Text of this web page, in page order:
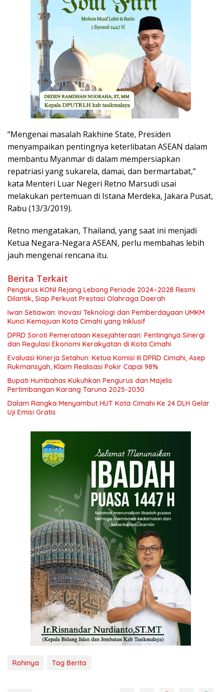
“Mengenai masalah Rakhine State, Presiden
menyampaikan pentingnya keterlibatan ASEAN dalam
membantu Myanmar di dalam mempersiapkan
repatriasi yang sukarela, damai, dan bermartabat,”
kata Menteri Luar Negeri Retno Marsudi usai
melakukan pertemuan di Istana Merdeka, Jakara Pusat,
Rabu (13/3/2019).
Retno mengatakan, Thailand, yang saat ini menjadi
Ketua Negara-Negara ASEAN, perlu membahas lebih
jauh mengenai rencana itu.
Berita Terkait
Pengurus KONI Rejang Lebong Periode 2024–2028 Resmi
Dilantik, Siap Perkuat Prestasi Olahraga Daerah
Iwan Setiawan: Inovasi Teknologi dan Pemberdayaan UMKM
Kunci Kemajuan Kota Cimahi yang Inklusif
DPRD Soroti Pemerataan Kesejahteraan: Pentingnya Sinergi
dan Regulasi Ekonomi Kerakyatan di Kota Cimahi
Evaluasi Kinerja Setahun: Ketua Komisi III DPRD Cimahi, Asep
Rukmansyah, Klaim Realisasi Pokir Capai 98%
Bupati Humbahas Kukuhkan Pengurus dan Majelis
Pertimbangan Karang Taruna 2025-2030
Dalam Rangka Menyambut HUT Kota Cimahi Ke 24 DLH Gelar
Uji Emisi Gratis
Rohinya Tag Berita